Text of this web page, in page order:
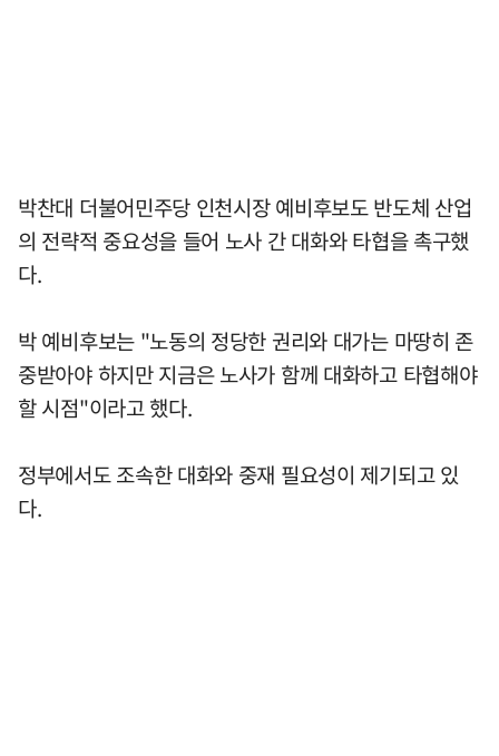
박찬대 더불어민주당 인천시장 예비후보도 반도체 산업
의 전략적 중요성을 들어 노사 간 대화와 타협을 촉구했
다.
박 예비후보는 "노동의 정당한 권리와 대가는 마땅히 존
중받아야 하지만 지금은 노사가 함께 대화하고 타협해야
할 시점"이라고 했다.
정부에서도 조속한 대화와 중재 필요성이 제기되고 있
다.